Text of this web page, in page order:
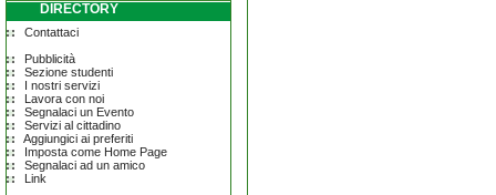
DIRECTORY
Contattaci
Pubblicità
Sezione studenti
I nostri servizi
Lavora con noi
Segnalaci un Evento
Servizi al cittadino
Aggiungici ai preferiti
Imposta come Home Page
Segnalaci ad un amico
Link